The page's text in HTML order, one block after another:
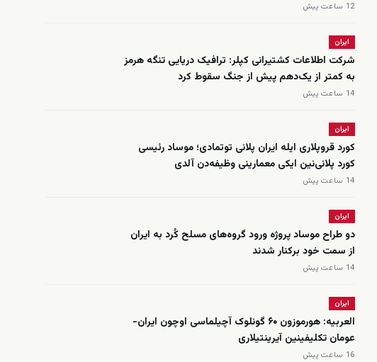
12 ساعت پیش
ایران
شرکت اطلاعات کشتیرانی کپلر: ترافیک دریایی تنگه هرمز
به کمتر از یک‌دهم پیش از جنگ سقوط کرد
14 ساعت پیش
ایران
کورد قروپلاری ایله ایران پلانی توتمادی؛ موساد رئیسی
کورد پلانی‌نین ایکی معمارینی وظیفه‌دن آلدی
14 ساعت پیش
ایران
دو طراح موساد پروژه ورود گروه‌های مسلح کُرد به ایران
از سمت خود برکنار شدند
14 ساعت پیش
ایران
العربیه: هورموزون ۶۰ گونلوک آچیلماسی اوچون ایران-
عومان تکلیفینین آیرینتیلاری
16 ساعت پیش